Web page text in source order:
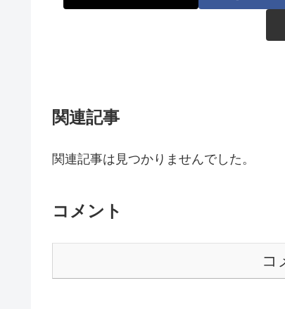
関連記事
関連記事は見つかりませんでした。
コメント
コ